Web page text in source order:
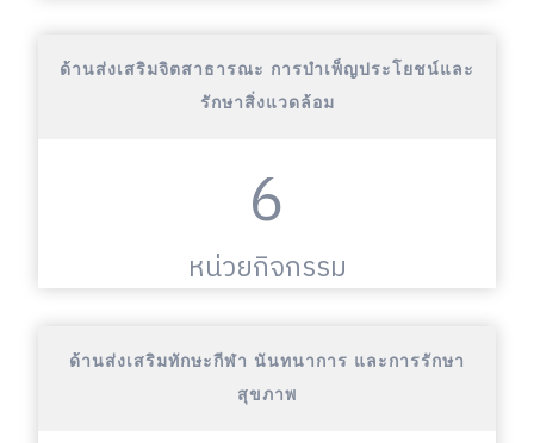
ด้านส่งเสริมจิตสาธารณะ การบำเพ็ญประโยชน์และ
รักษาสิ่งแวดล้อม
6
หน่วยกิจกรรม
ด้านส่งเสริมทักษะกีฬา นันทนาการ และการรักษา
สุขภาพ